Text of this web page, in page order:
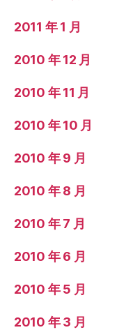
2011 年 1 月
2010 年 12 月
2010 年 11 月
2010 年 10 月
2010 年 9 月
2010 年 8 月
2010 年 7 月
2010 年 6 月
2010 年 5 月
2010 年 3 月